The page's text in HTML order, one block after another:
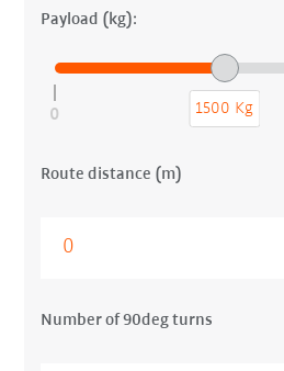
Payload (kg):
1500 Kg
0
Route distance (m)
Number of 90deg turns